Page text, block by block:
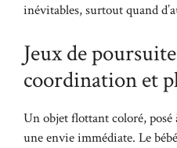
inévitables, surtout quand
Jeux de
coordination et
Un objet flottant coloré, posé
une envie immédiate. Le